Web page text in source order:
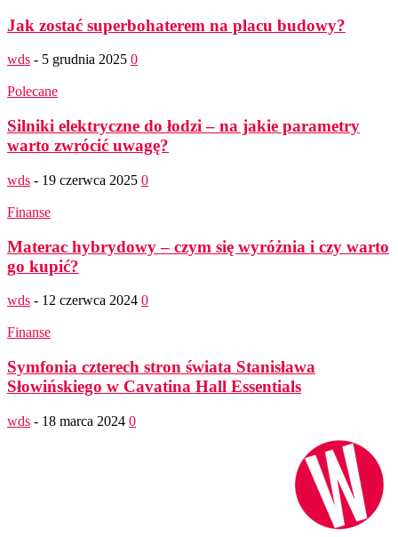
Jak zostać superbohaterem na placu budowy?
wds - 5 grudnia 2025 0
Polecane
Silniki elektryczne do łodzi – na jakie parametry
warto zwrócić uwagę?
wds - 19 czerwca 2025 0
Finanse
Materac hybrydowy – czym się wyróżnia i czy warto
go kupić?
wds - 12 czerwca 2024 0
Finanse
Symfonia czterech stron świata Stanisława
Słowińskiego w Cavatina Hall Essentials
wds - 18 marca 2024 0